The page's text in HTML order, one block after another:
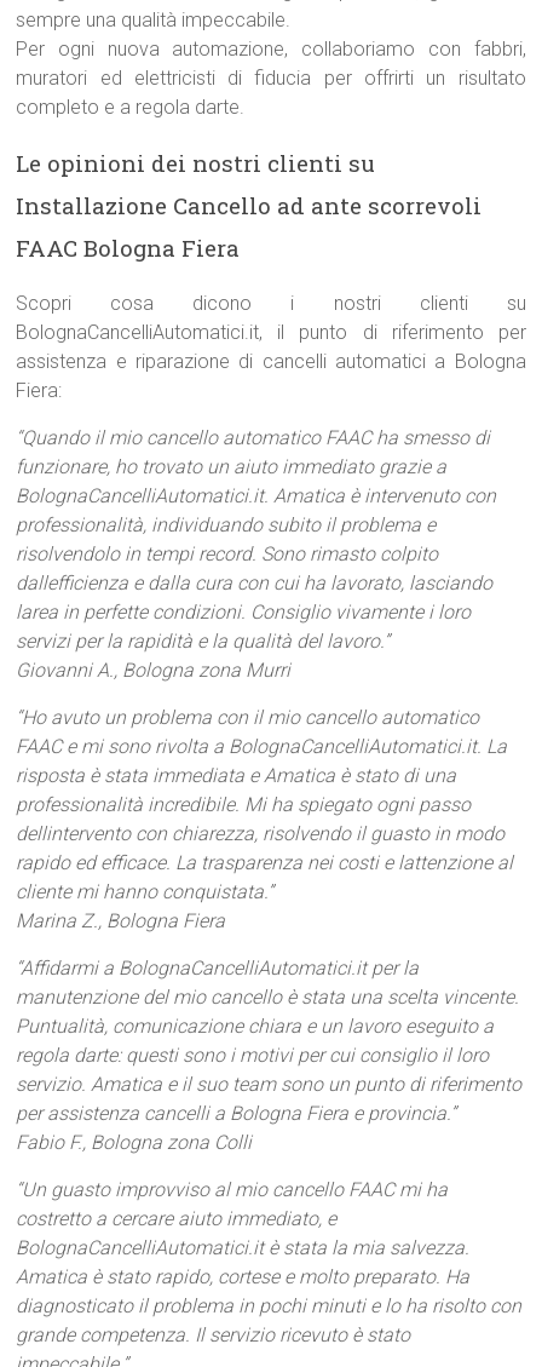
sempre una qualità impeccabile.
Per ogni nuova automazione, collaboriamo con fabbri,
muratori ed elettricisti di fiducia per offrirti un risultato
completo e a regola darte.
Le opinioni dei nostri clienti su
Installazione Cancello ad ante scorrevoli
FAAC Bologna Fiera
Scopri cosa dicono i nostri clienti su
BolognaCancelliAutomatici.it, il punto di riferimento per
assistenza e riparazione di cancelli automatici a Bologna
Fiera:
“Quando il mio cancello automatico FAAC ha smesso di
funzionare, ho trovato un aiuto immediato grazie a
BolognaCancelliAutomatici.it. Amatica è intervenuto con
professionalità, individuando subito il problema e
risolvendolo in tempi record. Sono rimasto colpito
dallefficienza e dalla cura con cui ha lavorato, lasciando
larea in perfette condizioni. Consiglio vivamente i loro
servizi per la rapidità e la qualità del lavoro.”
Giovanni A., Bologna zona Murri
“Ho avuto un problema con il mio cancello automatico
FAAC e mi sono rivolta a BolognaCancelliAutomatici.it. La
risposta è stata immediata e Amatica è stato di una
professionalità incredibile. Mi ha spiegato ogni passo
dellintervento con chiarezza, risolvendo il guasto in modo
rapido ed efficace. La trasparenza nei costi e lattenzione al
cliente mi hanno conquistata.”
Marina Z., Bologna Fiera
“Affidarmi a BolognaCancelliAutomatici.it per la
manutenzione del mio cancello è stata una scelta vincente.
Puntualità, comunicazione chiara e un lavoro eseguito a
regola darte: questi sono i motivi per cui consiglio il loro
servizio. Amatica e il suo team sono un punto di riferimento
per assistenza cancelli a Bologna Fiera e provincia.”
Fabio F., Bologna zona Colli
“Un guasto improvviso al mio cancello FAAC mi ha
costretto a cercare aiuto immediato, e
BolognaCancelliAutomatici.it è stata la mia salvezza.
Amatica è stato rapido, cortese e molto preparato. Ha
diagnosticato il problema in pochi minuti e lo ha risolto con
grande competenza. Il servizio ricevuto è stato